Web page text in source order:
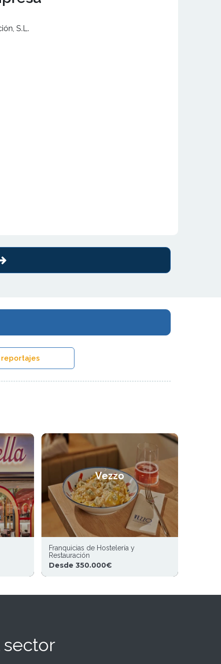
S.L.
Vezzo
Franquicias de Hostelería y
Restauración
Desde 350.000€